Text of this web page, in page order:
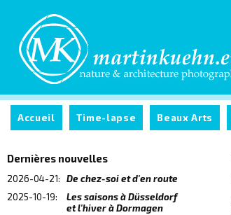
Accueil Time-lapse Beaux Arts
Dernières nouvelles
2026-04-21:
De chez-soi et d'en route
2025-10-19:
Les saisons à Düsseldorf
et l'hiver à Dormagen